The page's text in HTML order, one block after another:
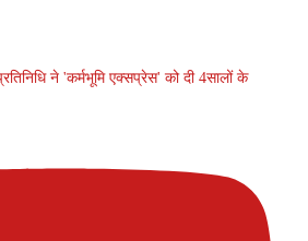
ने 'कर्मभूमि एक्सप्रेस' को दी 4सालों के